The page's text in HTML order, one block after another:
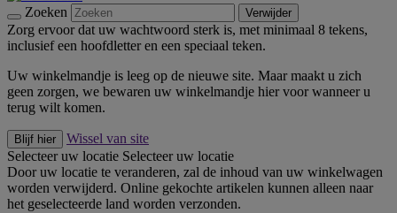
Zoeken Verwijder
Zorg ervoor dat uw wachtwoord sterk is, met minimaal 8 tekens,
inclusief een hoofdletter en een speciaal teken.
Uw winkelmandje is leeg op de nieuwe site. Maar maakt u zich
geen zorgen, we bewaren uw winkelmandje hier voor wanneer u
terug wilt komen.
Blijf hier
Wissel van site
Selecteer uw locatie Selecteer uw locatie
Door uw locatie te veranderen, zal de inhoud van uw winkelwagen
worden verwijderd. Online gekochte artikelen kunnen alleen naar
het geselecteerde land worden verzonden.